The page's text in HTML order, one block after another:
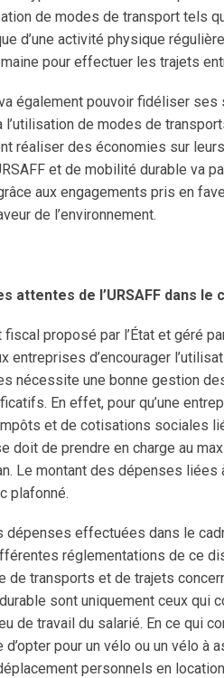
de modes de transport tels
d’une activité physique
pour effectuer les trajets
également pouvoir fidéliser ses
de modes de
réaliser des économies sur
et de mobilité durable va
aux engagements pris en
de l’environnement.
attentes de l’URSAFF dans
fiscal proposé par l’État et géré
entreprises d’encourager
nécessite une bonne gestion
En effet, pour qu’une
et de cotisations sociales
doit de prendre en charge au
Le montant des dépenses
plafonné.
dépenses effectuées dans le
réglementations de ce
de transports et de trajets
sont uniquement ceux qui
de travail du salarié. En ce qui
d’opter pour un vélo ou un vélo à
personnels en